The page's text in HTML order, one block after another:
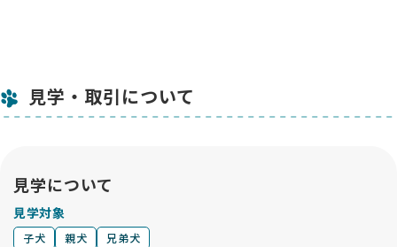
見学・取引について
見学について
見学対象
子犬 親犬 兄弟犬